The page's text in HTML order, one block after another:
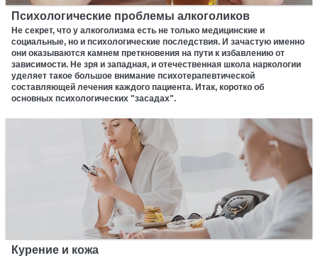
Психологические проблемы алкоголиков
Не секрет, что у алкоголизма есть не только медицинские и
социальные, но и психологические последствия. И зачастую именно
они оказываются камнем преткновения на пути к избавлению от
зависимости. Не зря и западная, и отечественная школа наркологии
уделяет такое большое внимание психотерапевтической
составляющей лечения каждого пациента. Итак, коротко об
основных психологических "засадах".
Курение и кожа